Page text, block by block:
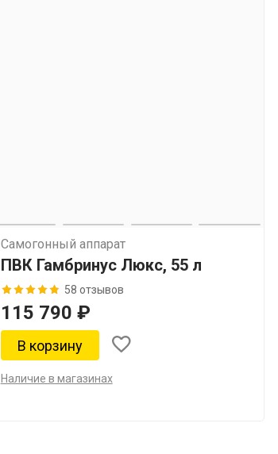
Самогонный аппарат
ПВК Гамбринус Люкс, 55 л
58 отзывов
115 790 ₽
Наличие в магазинах